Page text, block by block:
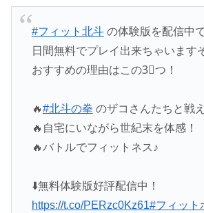
#フィット北斗の体験版を配信中
日間無料でプレイ出来ちゃいます
おすすめの理由はこの3⃣つ！
🔥#北斗の拳 のザコさんたちと戦
🔥自宅にいながら世紀末を体感！
🔥バトルでフィットネス♪
⬇️無料体験版好評配信中！
https://t.co/PERzc0Kz61#フィット